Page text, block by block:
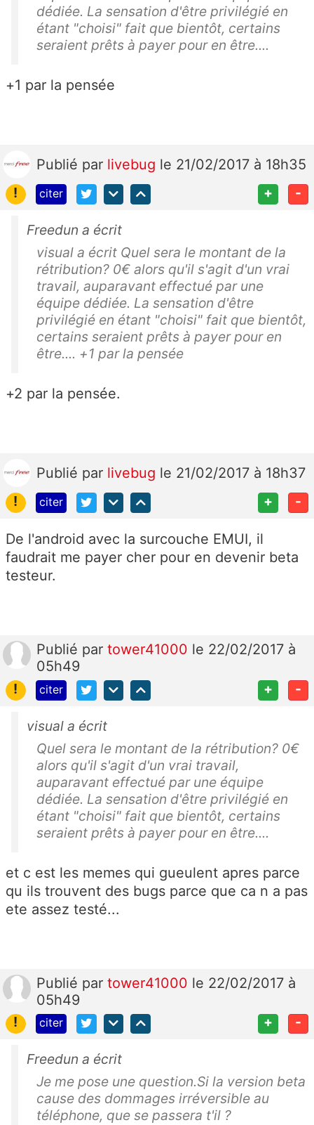
dédiée. La sensation d'être privilégié en
étant "choisi" fait que bientôt, certains
seraient prêts à payer pour en être....
+1 par la pensée
Publié par livebug le 21/02/2017 à 18h35
!
citer + -
Freedun a écrit
visual a écrit Quel sera le montant de la
rétribution? 0€ alors qu'il s'agit d'un vrai
travail, auparavant effectué par une
équipe dédiée. La sensation d'être
privilégié en étant "choisi" fait que bientôt,
certains seraient prêts à payer pour en
être.... +1 par la pensée
+2 par la pensée.
Publié par livebug le 21/02/2017 à 18h37
!
citer + -
De l'android avec la surcouche EMUI, il
faudrait me payer cher pour en devenir beta
testeur.
Publié par tower41000 le 22/02/2017 à
05h49
!
citer + -
visual a écrit
Quel sera le montant de la rétribution? 0€
alors qu'il s'agit d'un vrai travail,
auparavant effectué par une équipe
dédiée. La sensation d'être privilégié en
étant "choisi" fait que bientôt, certains
seraient prêts à payer pour en être....
et c est les memes qui gueulent apres parce
qu ils trouvent des bugs parce que ca n a pas
ete assez testé...
Publié par tower41000 le 22/02/2017 à
05h49
!
citer + -
Freedun a écrit
Je me pose une question.Si la version beta
cause des dommages irréversible au
téléphone, que se passera t'il ?